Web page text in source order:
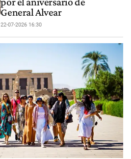
General Alvear
22-07-2026 16:30